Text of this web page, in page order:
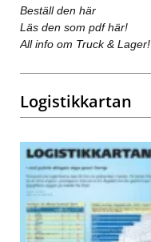
Beställ den här
Läs den som pdf här!
All info om Truck & Lager!
Logistikkartan